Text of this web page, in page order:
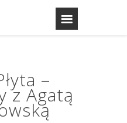
–
z Agatą